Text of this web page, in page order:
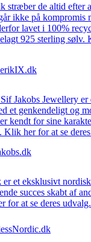
stræber de altid efter
ikke på kompromis
lavet i 100%
925 sterling sølv.
Jakobs Jewellery er
et genkendeligt og
kendt for sine
Klik her for at se
et eksklusivt
succes skabt af
for at se deres udvalg.